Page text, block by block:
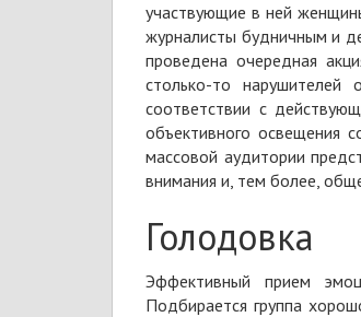
участвующие в ней
журналисты будничным и
проведена очередная
столько-то нарушителей
соответствии с
объективного освещения
массовой аудитории
внимания и, тем более,
Голодовка
Эффективный прием
Подбирается группа